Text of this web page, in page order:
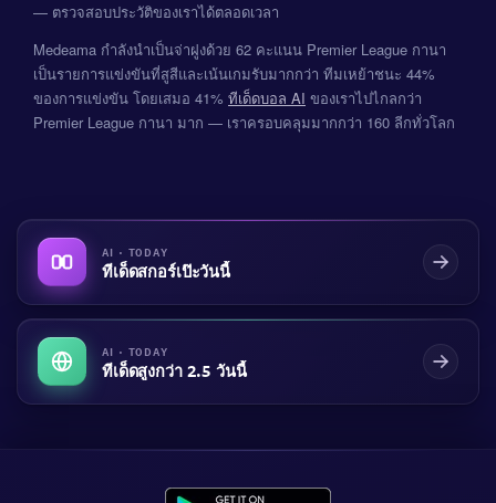
— ตรวจสอบประวัติของเราได้ตลอดเวลา
Medeama กำลังนำเป็นจ่าฝูงด้วย 62 คะแนน Premier League กานา
เป็นรายการแข่งขันที่สูสีและเน้นเกมรับมากกว่า ทีมเหย้าชนะ 44%
ของการแข่งขัน โดยเสมอ 41% ทีเด็ดบอล AI ของเราไปไกลกว่า
Premier League กานา มาก — เราครอบคลุมมากกว่า 160 ลีกทั่วโลก
AI · TODAY
ทีเด็ดสกอร์เป๊ะวันนี้
AI · TODAY
ทีเด็ดสูงกว่า 2.5 วันนี้